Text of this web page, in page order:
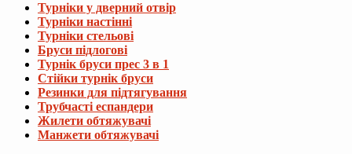
Турніки у дверний отвір
Турніки настінні
Турніки стельові
Бруси підлогові
Турнік бруси прес 3 в 1
Стійки турнік бруси
Резинки для підтягування
Трубчасті еспандери
Жилети обтяжувачі
Манжети обтяжувачі